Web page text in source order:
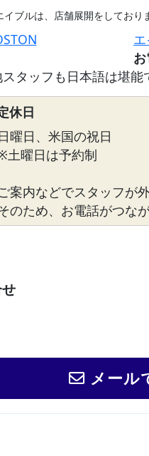
ブルは、店舗展開をしてお
タッフも日本語は堪能
休日
曜日、米国の祝日
土曜日は予約制
案内などでスタッフが
のため、お電話がつな
メール